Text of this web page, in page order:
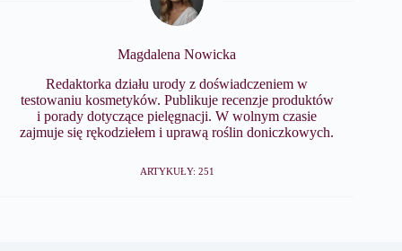
Magdalena Nowicka
Redaktorka działu urody z doświadczeniem w
testowaniu kosmetyków. Publikuje recenzje produktów
i porady dotyczące pielęgnacji. W wolnym czasie
zajmuje się rękodziełem i uprawą roślin doniczkowych.
ARTYKUŁY: 251